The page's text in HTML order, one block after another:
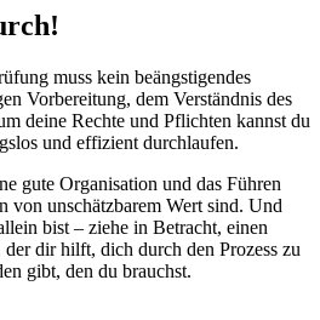
muss kein beängstigendes
Vorbereitung, dem Verständnis des
deine Rechte und Pflichten kannst du
und effizient durchlaufen.
gute Organisation und das Führen
von unschätzbarem Wert sind. Und
bist – ziehe in Betracht, einen
dir hilft, dich durch den Prozess zu
gibt, den du brauchst.